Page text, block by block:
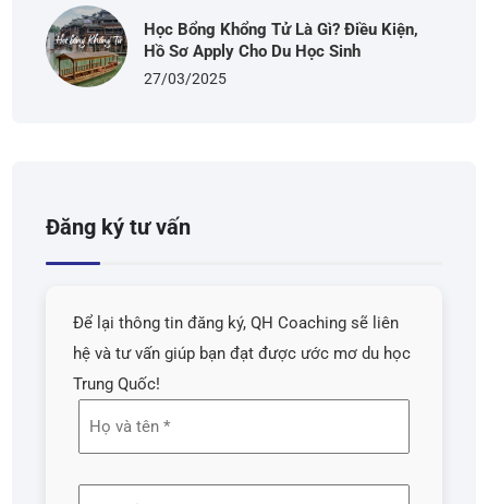
Học Bổng Khổng Tử Là Gì? Điều Kiện,
Hồ Sơ Apply Cho Du Học Sinh
27/03/2025
Đăng ký tư vấn
Để lại thông tin đăng ký, QH Coaching sẽ liên
hệ và tư vấn giúp bạn đạt được ước mơ du học
Trung Quốc!
tên